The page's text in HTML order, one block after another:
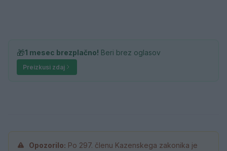
🎁1 mesec brezplačno! Beri brez oglasov
Preizkusi zdaj
Opozorilo: Po 297. členu Kazenskega zakonika je